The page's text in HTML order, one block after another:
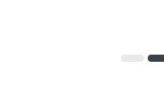
önem taşır.
korozyon, motor